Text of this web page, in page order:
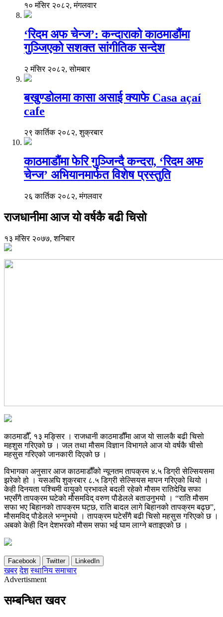
१० मंसिर २०८२, मंगलवार
‘रिदम अफ चेन्ज’: कन्दाराको काठमाडौंमा
गुञ्जिएको सशक्त सांगीतिक सन्देश
२ मंसिर २०८२, सोमबार
बखुण्डोलमा कासा असाई क्याफे Casa açaí
cafe
२९ कार्तिक २०८२, शुक्रबार
काठमाडौंमा फेरि गुञ्जिन्दै कन्दरा, ‘रिदम अफ
चेन्ज’ अभियानमार्फत विशेष प्रस्तुति
२६ कार्तिक २०८२, मंगलवार
राजधानीमा आज यो वर्षकै बढी चिसो
१३ मंसिर २०७७, शनिबार
काठमाडौँ, १३ मङ्सिर । राजधानी काठमाडौँमा आज यो सालकै बढी चिसो
महशुस गरिएको छ । जल तथा मौसम विज्ञान विभागले आज यो वर्षकै चीसो
महसुस गरिएको जानकारी दिएको छ ।
विभागका अनुसार आज काठमाडौँको न्यूनतम तापक्रम ४.५ डिग्री सेल्सियसमा
झरेको हो । यसअघि शुक्रबार ८.५ डिग्री सेल्सियस मापन गरिएको थियो ।
केही दिनयता पश्चिमी वायुको प्रभावले बदली रहेको मौसम रातिदेखि सफा
भएसँगै तापक्रम घटेको मौसमविद् वरुण पौडेलले बताउनुभयो । “राति मौसम
सफा भए बिहानको तापक्रम घट्छ, राति बादल लागे बिहानको तापक्रम बढ्छ”,
मौसमविद् पौडेलले भन्नुभयो । तापक्रम घटेसँगै बढी चिसो महसुस गरिएको छ ।
अबको केही दिन देशभरको मौसम सफा भई घाम लाग्ने बताइएको छ ।
Facebook Twitter LinkedIn
खबर देश स्थानिय समाचार
Advertisment
सम्बन्धित खवर